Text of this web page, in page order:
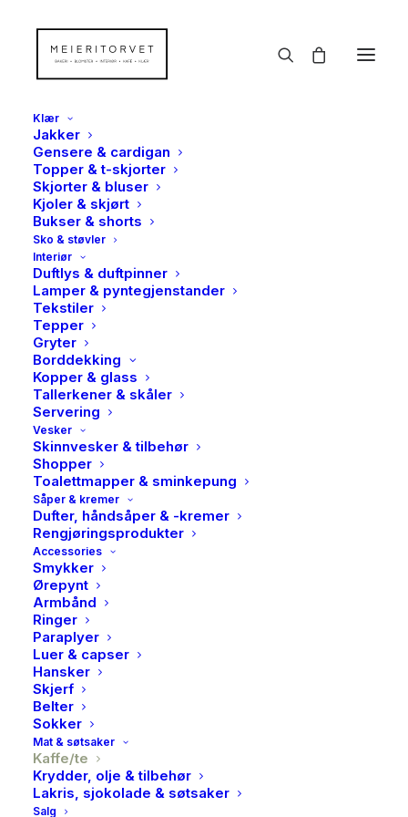
Klær
Jakker
Gensere & cardigan
Topper & t-skjorter
Skjorter & bluser
Kjoler & skjørt
Bukser & shorts
Sko & støvler
Interiør
Duftlys & duftpinner
Lamper & pyntegjenstander
Tekstiler
Tepper
Gryter
Borddekking
Kopper & glass
Tallerkener & skåler
Servering
Vesker
Skinnvesker & tilbehør
Shopper
Toalettmapper & sminkepung
Såper & kremer
Dufter, håndsåper & -kremer
Rengjøringsprodukter
Accessories
Smykker
Ørepynt
Armbånd
Ringer
Paraplyer
Luer & capser
Hansker
Skjerf
Belter
Sokker
Mat & søtsaker
Kaffe/te
Krydder, olje & tilbehør
Lakris, sjokolade & søtsaker
Salg
Solberg & Hansen, Temagi,